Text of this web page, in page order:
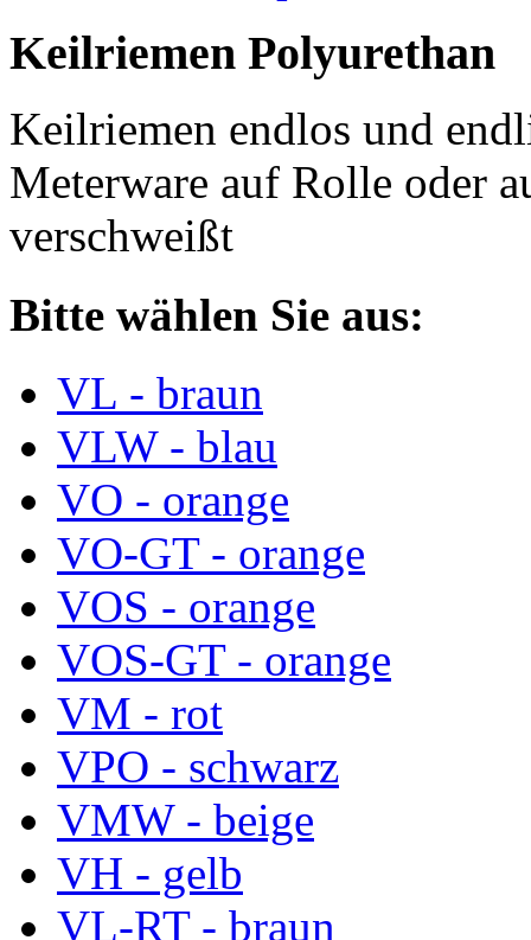
Keilriemen Polyurethan
Keilriemen endlos und
Meterware auf Rolle oder
verschweißt
Bitte wählen Sie aus:
VL - braun
VLW - blau
VO - orange
VO-GT - orange
VOS - orange
VOS-GT - orange
VM - rot
VPO - schwarz
VMW - beige
VH - gelb
VL-RT - braun